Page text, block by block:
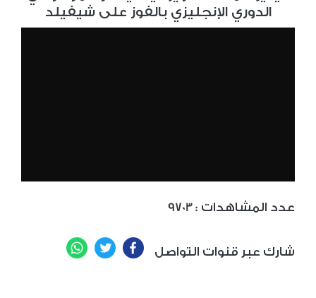
الدوري الإنجليزي بالفوز على شيفيلد
9703 : عدد المشاهدات
شارك عبر قنوات التواصل Facebook
Twitter